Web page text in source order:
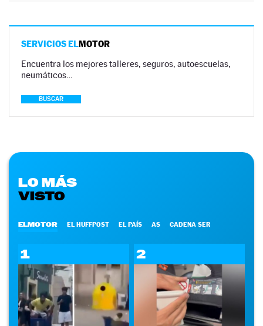
SERVICIOS ELMOTOR
Encuentra los mejores talleres, seguros, autoescuelas,
neumáticos…
BUSCAR
LO MÁS
VISTO
ELMOTOR EL HUFFPOST EL PAÍS AS CADENA SER
1 2